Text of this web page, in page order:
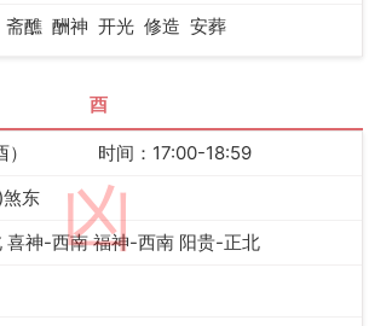
斋醮 酬神 开光 修造 安葬
酉
凶
时间：17:00-18:59
东
喜神-西南 福神-西南 阳贵-正北